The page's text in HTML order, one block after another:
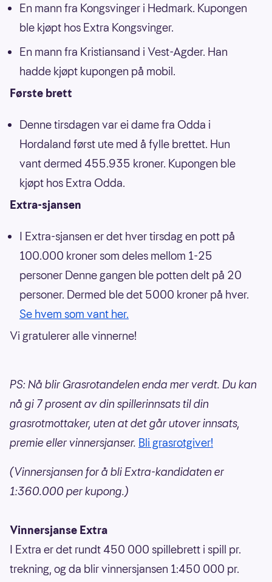
En mann fra Kongsvinger i Hedmark. Kupongen
ble kjøpt hos Extra Kongsvinger.
En mann fra Kristiansand i Vest-Agder. Han
hadde kjøpt kupongen på mobil.
Første brett
Denne tirsdagen var ei dame fra Odda i
Hordaland først ute med å fylle brettet. Hun
vant dermed 455.935 kroner. Kupongen ble
kjøpt hos Extra Odda.
Extra-sjansen
I Extra-sjansen er det hver tirsdag en pott på
100.000 kroner som deles mellom 1-25
personer Denne gangen ble potten delt på 20
personer. Dermed ble det 5000 kroner på hver.
Se hvem som vant her.
Vi gratulerer alle vinnerne!
PS: Nå blir Grasrotandelen enda mer verdt. Du kan
nå gi 7 prosent av din spillerinnsats til din
grasrotmottaker, uten at det går utover innsats,
premie eller vinnersjanser. Bli grasrotgiver!
(Vinnersjansen for å bli Extra-kandidaten er
1:360.000 per kupong.)
Vinnersjanse Extra
I Extra er det rundt 450 000 spillebrett i spill pr.
trekning, og da blir vinnersjansen 1:450 000 pr.